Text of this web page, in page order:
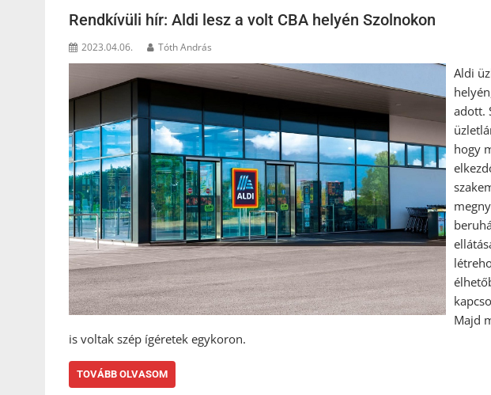
Rendkívüli hír: Aldi lesz a volt CBA helyén Szolnokon
2023.04.06. Tóth András
Aldi
adott.
hogy
Majd
is voltak szép ígéretek egykoron.
TOVÁBB OLVASOM